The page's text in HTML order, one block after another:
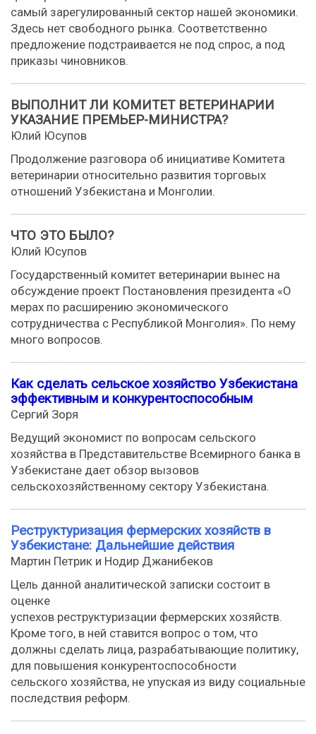
самый зарегулированный сектор нашей экономики.
Здесь нет свободного рынка. Соответственно
предложение подстраивается не под спрос, а под
приказы чиновников.
ВЫПОЛНИТ ЛИ КОМИТЕТ ВЕТЕРИНАРИИ
УКАЗАНИЕ ПРЕМЬЕР-МИНИСТРА?
Юлий Юсупов
Продолжение разговора об инициативе Комитета
ветеринарии относительно развития торговых
отношений Узбекистана и Монголии.
ЧТО ЭТО БЫЛО?
Юлий Юсупов
Государственный комитет ветеринарии вынес на
обсуждение проект Постановления президента «О
мерах по расширению экономического
сотрудничества с Республикой Монголия». По нему
много вопросов.
Как сделать сельское хозяйство Узбекистана
эффективным и конкурентоспособным
Сергий Зоря
Ведущий экономист по вопросам сельского
хозяйства в Представительстве Всемирного банка в
Узбекистане дает обзор вызовов
сельскохозяйственному сектору Узбекистана.
Реструктуризация фермерских хозяйств в
Узбекистане: Дальнейшие действия
Мартин Петрик и Нодир Джанибеков
Цель данной аналитической записки состоит в
оценке
успехов реструктуризации фермерских хозяйств.
Кроме того, в ней ставится вопрос о том, что
должны сделать лица, разрабатывающие политику,
для повышения конкурентоспособности
сельского хозяйства, не упуская из виду социальные
последствия реформ.